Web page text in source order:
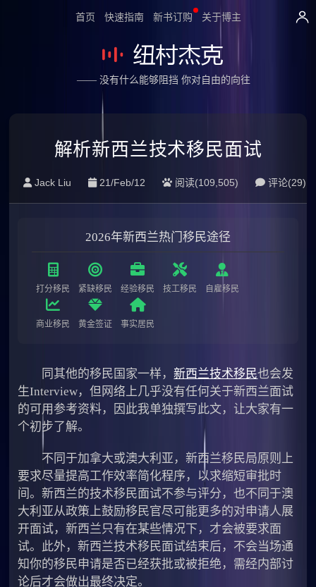
首页 快速指南 新书订购 关于博主
—— 没有什么能够阻挡 你对自由的向往
解析新西兰技术移民面试
Jack Liu 21/Feb/12 阅读(109,505) 评论(29)
2026年新西兰热门移民途径
打分移民 紧缺移民 经验移民 技工移民 自雇移民
商业移民 黄金签证 事实居民
同其他的移民国家一样，新西兰技术移民也会发
生Interview，但网络上几乎没有任何关于新西兰面试
的可用参考资料，因此我单独撰写此文，让大家有一
个初步了解。
不同于加拿大或澳大利亚，新西兰移民局原则上
要求尽量提高工作效率简化程序，以求缩短审批时
间。新西兰的技术移民面试不参与评分，也不同于澳
大利亚从政策上鼓励移民官尽可能更多的对申请人展
开面试，新西兰只有在某些情况下，才会被要求面
试。此外，新西兰技术移民面试结束后，不会当场通
知你的移民申请是否已经获批或被拒绝，需经内部讨
论后才会做出最终决定。